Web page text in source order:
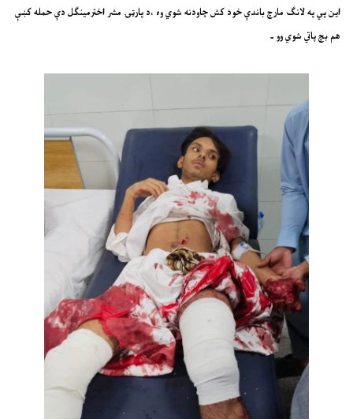
اين پي په لانګ مارچ باندې خود کش چاودنه شوي وه ،د پارټۍ مشر اخترمينګل دې حمله کښې
هم بچ پاتي شوي وو ۔